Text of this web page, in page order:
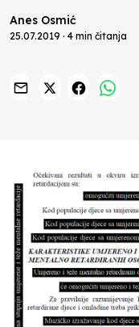
Anes Osmić
25.07.2019 · 4 min čitanja